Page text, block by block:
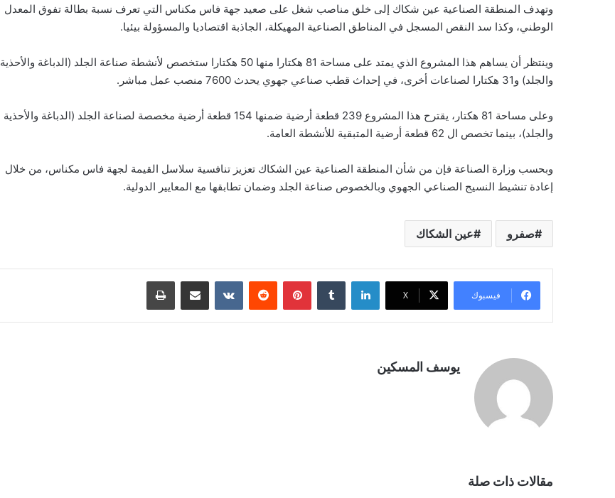
وتهدف المنطقة الصناعية عين شكاك إلى خلق مناصب شغل على صعيد جهة فاس مكناس التي تعرف نسبة بطالة تفوق المعدل
الوطني، وكذا سد النقص المسجل في المناطق الصناعية المهيكلة، الجاذبة اقتصاديا والمسؤولة بيئيا.
وينتظر أن يساهم هذا المشروع الذي يمتد على مساحة 81 هكتارا منها 50 هكتارا ستخصص لأنشطة صناعة الجلد (الدباغة والأحذية
والجلد) و31 هكتارا لصناعات أخرى، في إحداث قطب صناعي جهوي يحدث 7600 منصب عمل مباشر.
وعلى مساحة 81 هكتار، يقترح هذا المشروع 239 قطعة أرضية ضمنها 154 قطعة أرضية مخصصة لصناعة الجلد (الدباغة والأحذية
والجلد)، بينما تخصص ال 62 قطعة أرضية المتبقية للأنشطة العامة.
وبحسب وزارة الصناعة فإن من شأن المنطقة الصناعية عين الشكاك تعزيز تنافسية سلاسل القيمة لجهة فاس مكناس، من خلال
إعادة تنشيط النسيج الصناعي الجهوي وبالخصوص صناعة الجلد وضمان تطابقها مع المعايير الدولية.
صفرو عين الشكاك
فيسبوك ‫X
لينكدإن بينتيريست مشاركة عبر البريد طباعة
يوسف المسكين
مقالات ذات صلة